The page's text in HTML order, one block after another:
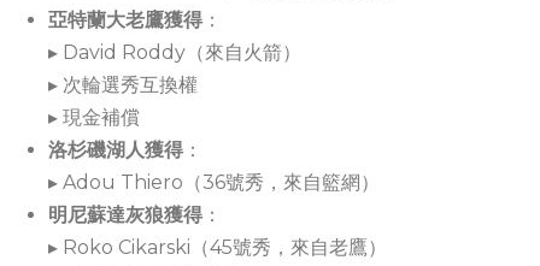
亞特蘭大老鷹獲得 ：
▸ David Roddy（來自火箭）
▸ 次輪選秀互換權
▸ 現金補償
洛杉磯湖人獲得 ：
▸ Adou Thiero（36號秀，來自籃網）
明尼蘇達灰狼獲得 ：
▸ Roko Cikarski（45號秀，來自老鷹）